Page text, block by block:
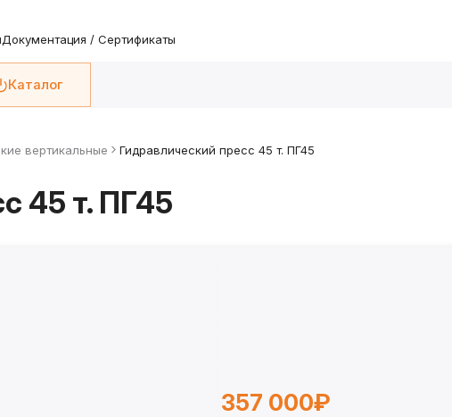
Документация / Сертификаты
Каталог
вертикальные Гидравлический пресс 45 т. ПГ45
45 т. ПГ45
357 000₽